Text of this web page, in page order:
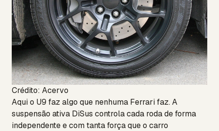
Crédito: Acervo
Aqui o U9 faz algo que nenhuma Ferrari faz. A
suspensão ativa DiSus controla cada roda de forma
independente e com tanta força que o carro